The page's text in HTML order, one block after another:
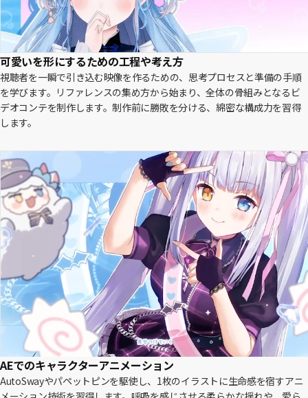
可愛いを形にするための工程や考え方
視聴者を一瞬で引き込む映像を作るための、思考プロセスと準備の手順
を学びます。リファレンスの集め方から始まり、全体の骨組みとなるビ
デオコンテを制作します。制作前に勝敗を分ける、綿密な構成力を習得
します。
AEでのキャラクターアニメーション
AutoSwayやパペットピンを駆使し、1枚のイラストに生命感を宿すアニ